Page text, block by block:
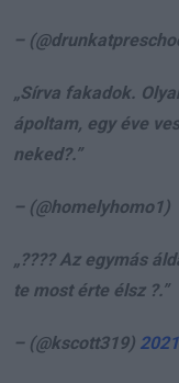
–
„Sírva fakadok.
ápoltam, egy éve
neked?.”
– (@homelyhomo1)
„???? Az egymás
te most érte élsz ?.”
– (@kscott319)